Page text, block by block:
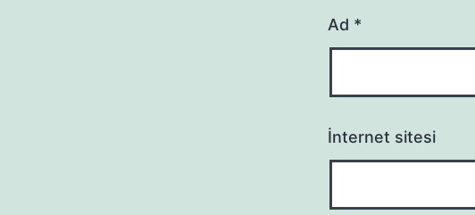
Ad *
İnternet sitesi